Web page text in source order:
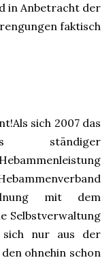
in Anbetracht der
faktisch
sich 2007 das
ständiger
mit dem
Selbstverwaltung
sich nur aus der
ohnehin schon